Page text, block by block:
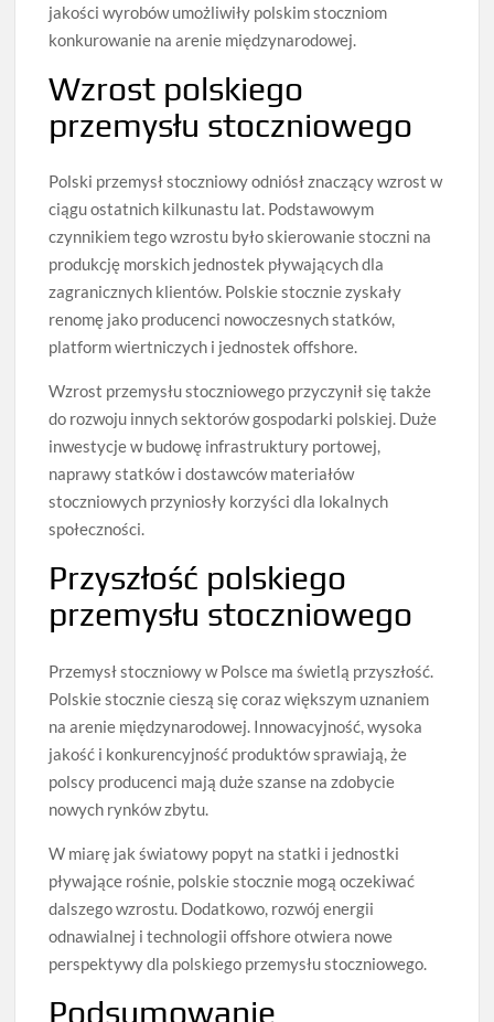
jakości wyrobów umożliwiły polskim stoczniom
konkurowanie na arenie międzynarodowej.
Wzrost polskiego
przemysłu stoczniowego
Polski przemysł stoczniowy odniósł znaczący wzrost w
ciągu ostatnich kilkunastu lat. Podstawowym
czynnikiem tego wzrostu było skierowanie stoczni na
produkcję morskich jednostek pływających dla
zagranicznych klientów. Polskie stocznie zyskały
renomę jako producenci nowoczesnych statków,
platform wiertniczych i jednostek offshore.
Wzrost przemysłu stoczniowego przyczynił się także
do rozwoju innych sektorów gospodarki polskiej. Duże
inwestycje w budowę infrastruktury portowej,
naprawy statków i dostawców materiałów
stoczniowych przyniosły korzyści dla lokalnych
społeczności.
Przyszłość polskiego
przemysłu stoczniowego
Przemysł stoczniowy w Polsce ma świetlą przyszłość.
Polskie stocznie cieszą się coraz większym uznaniem
na arenie międzynarodowej. Innowacyjność, wysoka
jakość i konkurencyjność produktów sprawiają, że
polscy producenci mają duże szanse na zdobycie
nowych rynków zbytu.
W miarę jak światowy popyt na statki i jednostki
pływające rośnie, polskie stocznie mogą oczekiwać
dalszego wzrostu. Dodatkowo, rozwój energii
odnawialnej i technologii offshore otwiera nowe
perspektywy dla polskiego przemysłu stoczniowego.
Podsumowanie